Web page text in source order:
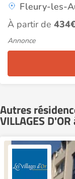
Fleury-les-
À partir de
Annonce
Autres
VILLAGES